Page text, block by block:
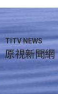
TITV NEWS
原視新聞網